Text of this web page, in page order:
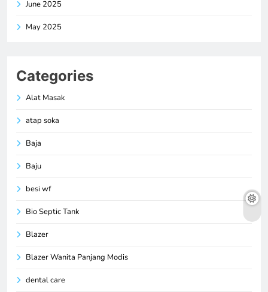
June 2025
May 2025
Categories
Alat Masak
atap soka
Baja
Baju
besi wf
Bio Septic Tank
Blazer
Blazer Wanita Panjang Modis
dental care